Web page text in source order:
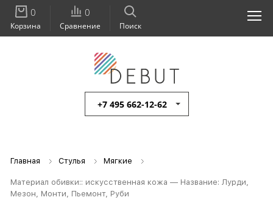
+7 495 662-12-62
Поиск
0
Сравнение
0
Корзина
Главная Стулья Мягкие
Материал обивки:: искусственная кожа — Название: Лурди,
Мезон, Монти, Пьемонт, Руби